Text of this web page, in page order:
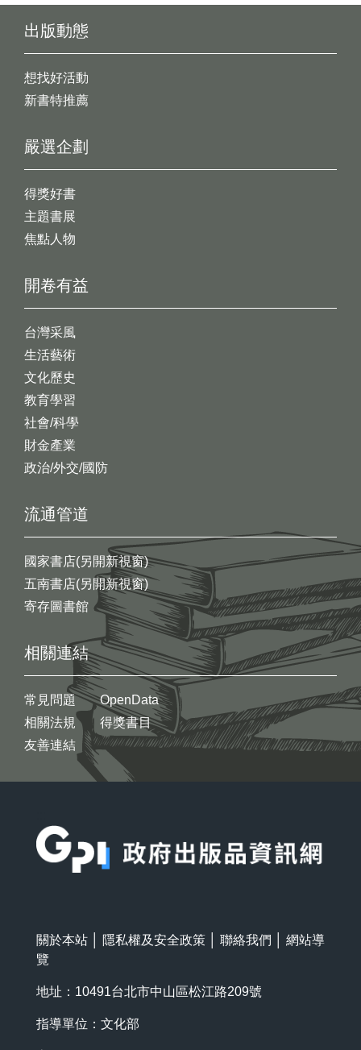
出版動態
想找好活動
新書特推薦
開卷有益
台灣采風
生活藝術
文化歷史
教育學習
社會/科學
財金產業
政治/外交/國防
嚴選企劃
得獎好書
主題書展
焦點人物
流通管道
國家書店(另開新視窗)
五南書店(另開新視窗)
寄存圖書館
相關連結
常見問題
相關法規
友善連結
OpenData
得獎書目
關於本站 隱私權及安全政策 聯絡我們
網站導
覽
地址：10491台北市中山區松江路209號
指導單位：文化部